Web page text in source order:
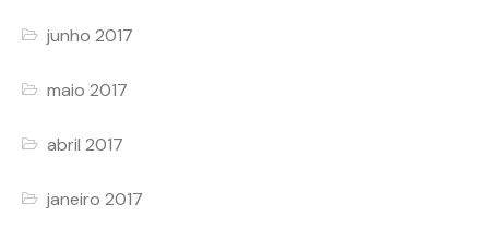
junho 2017
maio 2017
abril 2017
janeiro 2017